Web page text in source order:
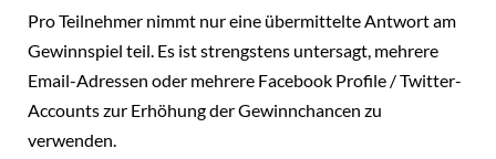
Pro Teilnehmer nimmt nur eine übermittelte Antwort am
Gewinnspiel teil. Es ist strengstens untersagt, mehrere
Email-Adressen oder mehrere Facebook Profile / Twitter-
Accounts zur Erhöhung der Gewinnchancen zu
verwenden.